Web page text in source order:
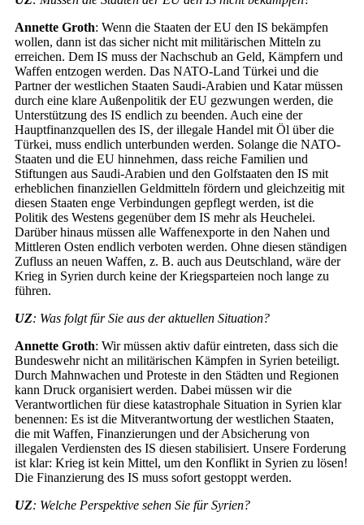
Annette Groth: Wenn die Staaten der EU den IS bekämpfen
wollen, dann ist das sicher nicht mit militärischen Mitteln zu
erreichen. Dem IS muss der Nachschub an Geld, Kämpfern und
Waffen entzogen werden. Das NATO-Land Türkei und die
Partner der westlichen Staaten Saudi-Arabien und Katar müssen
durch eine klare Außenpolitik der EU gezwungen werden, die
Unterstützung des IS endlich zu beenden. Auch eine der
Hauptfinanzquellen des IS, der illegale Handel mit Öl über die
Türkei, muss endlich unterbunden werden. Solange die NATO-
Staaten und die EU hinnehmen, dass reiche Familien und
Stiftungen aus Saudi-Arabien und den Golfstaaten den IS mit
erheblichen finanziellen Geldmitteln fördern und gleichzeitig mit
diesen Staaten enge Verbindungen gepflegt werden, ist die
Politik des Westens gegenüber dem IS mehr als Heuchelei.
Darüber hinaus müssen alle Waffenexporte in den Nahen und
Mittleren Osten endlich verboten werden. Ohne diesen ständigen
Zufluss an neuen Waffen, z. B. auch aus Deutschland, wäre der
Krieg in Syrien durch keine der Kriegsparteien noch lange zu
führen.
UZ: Was folgt für Sie aus der aktuellen Situation?
Annette Groth: Wir müssen aktiv dafür eintreten, dass sich die
Bundeswehr nicht an militärischen Kämpfen in Syrien beteiligt.
Durch Mahnwachen und Proteste in den Städten und Regionen
kann Druck organisiert werden. Dabei müssen wir die
Verantwortlichen für diese katastrophale Situation in Syrien klar
benennen: Es ist die Mitverantwortung der westlichen Staaten,
die mit Waffen, Finanzierungen und der Absicherung von
illegalen Verdiensten des IS diesen stabilisiert. Unsere Forderung
ist klar: Krieg ist kein Mittel, um den Konflikt in Syrien zu lösen!
Die Finanzierung des IS muss sofort gestoppt werden.
UZ: Welche Perspektive sehen Sie für Syrien?